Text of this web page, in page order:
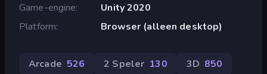
Game-engine
Unity 2020
Platform
Browser (alleen desktop)
Arcade 526 2 Speler 130 3D 850